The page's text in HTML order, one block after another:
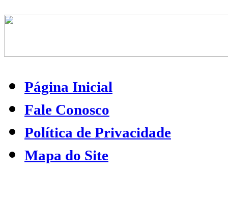
Página Inicial
Fale Conosco
Política de Privacidade
Mapa do Site